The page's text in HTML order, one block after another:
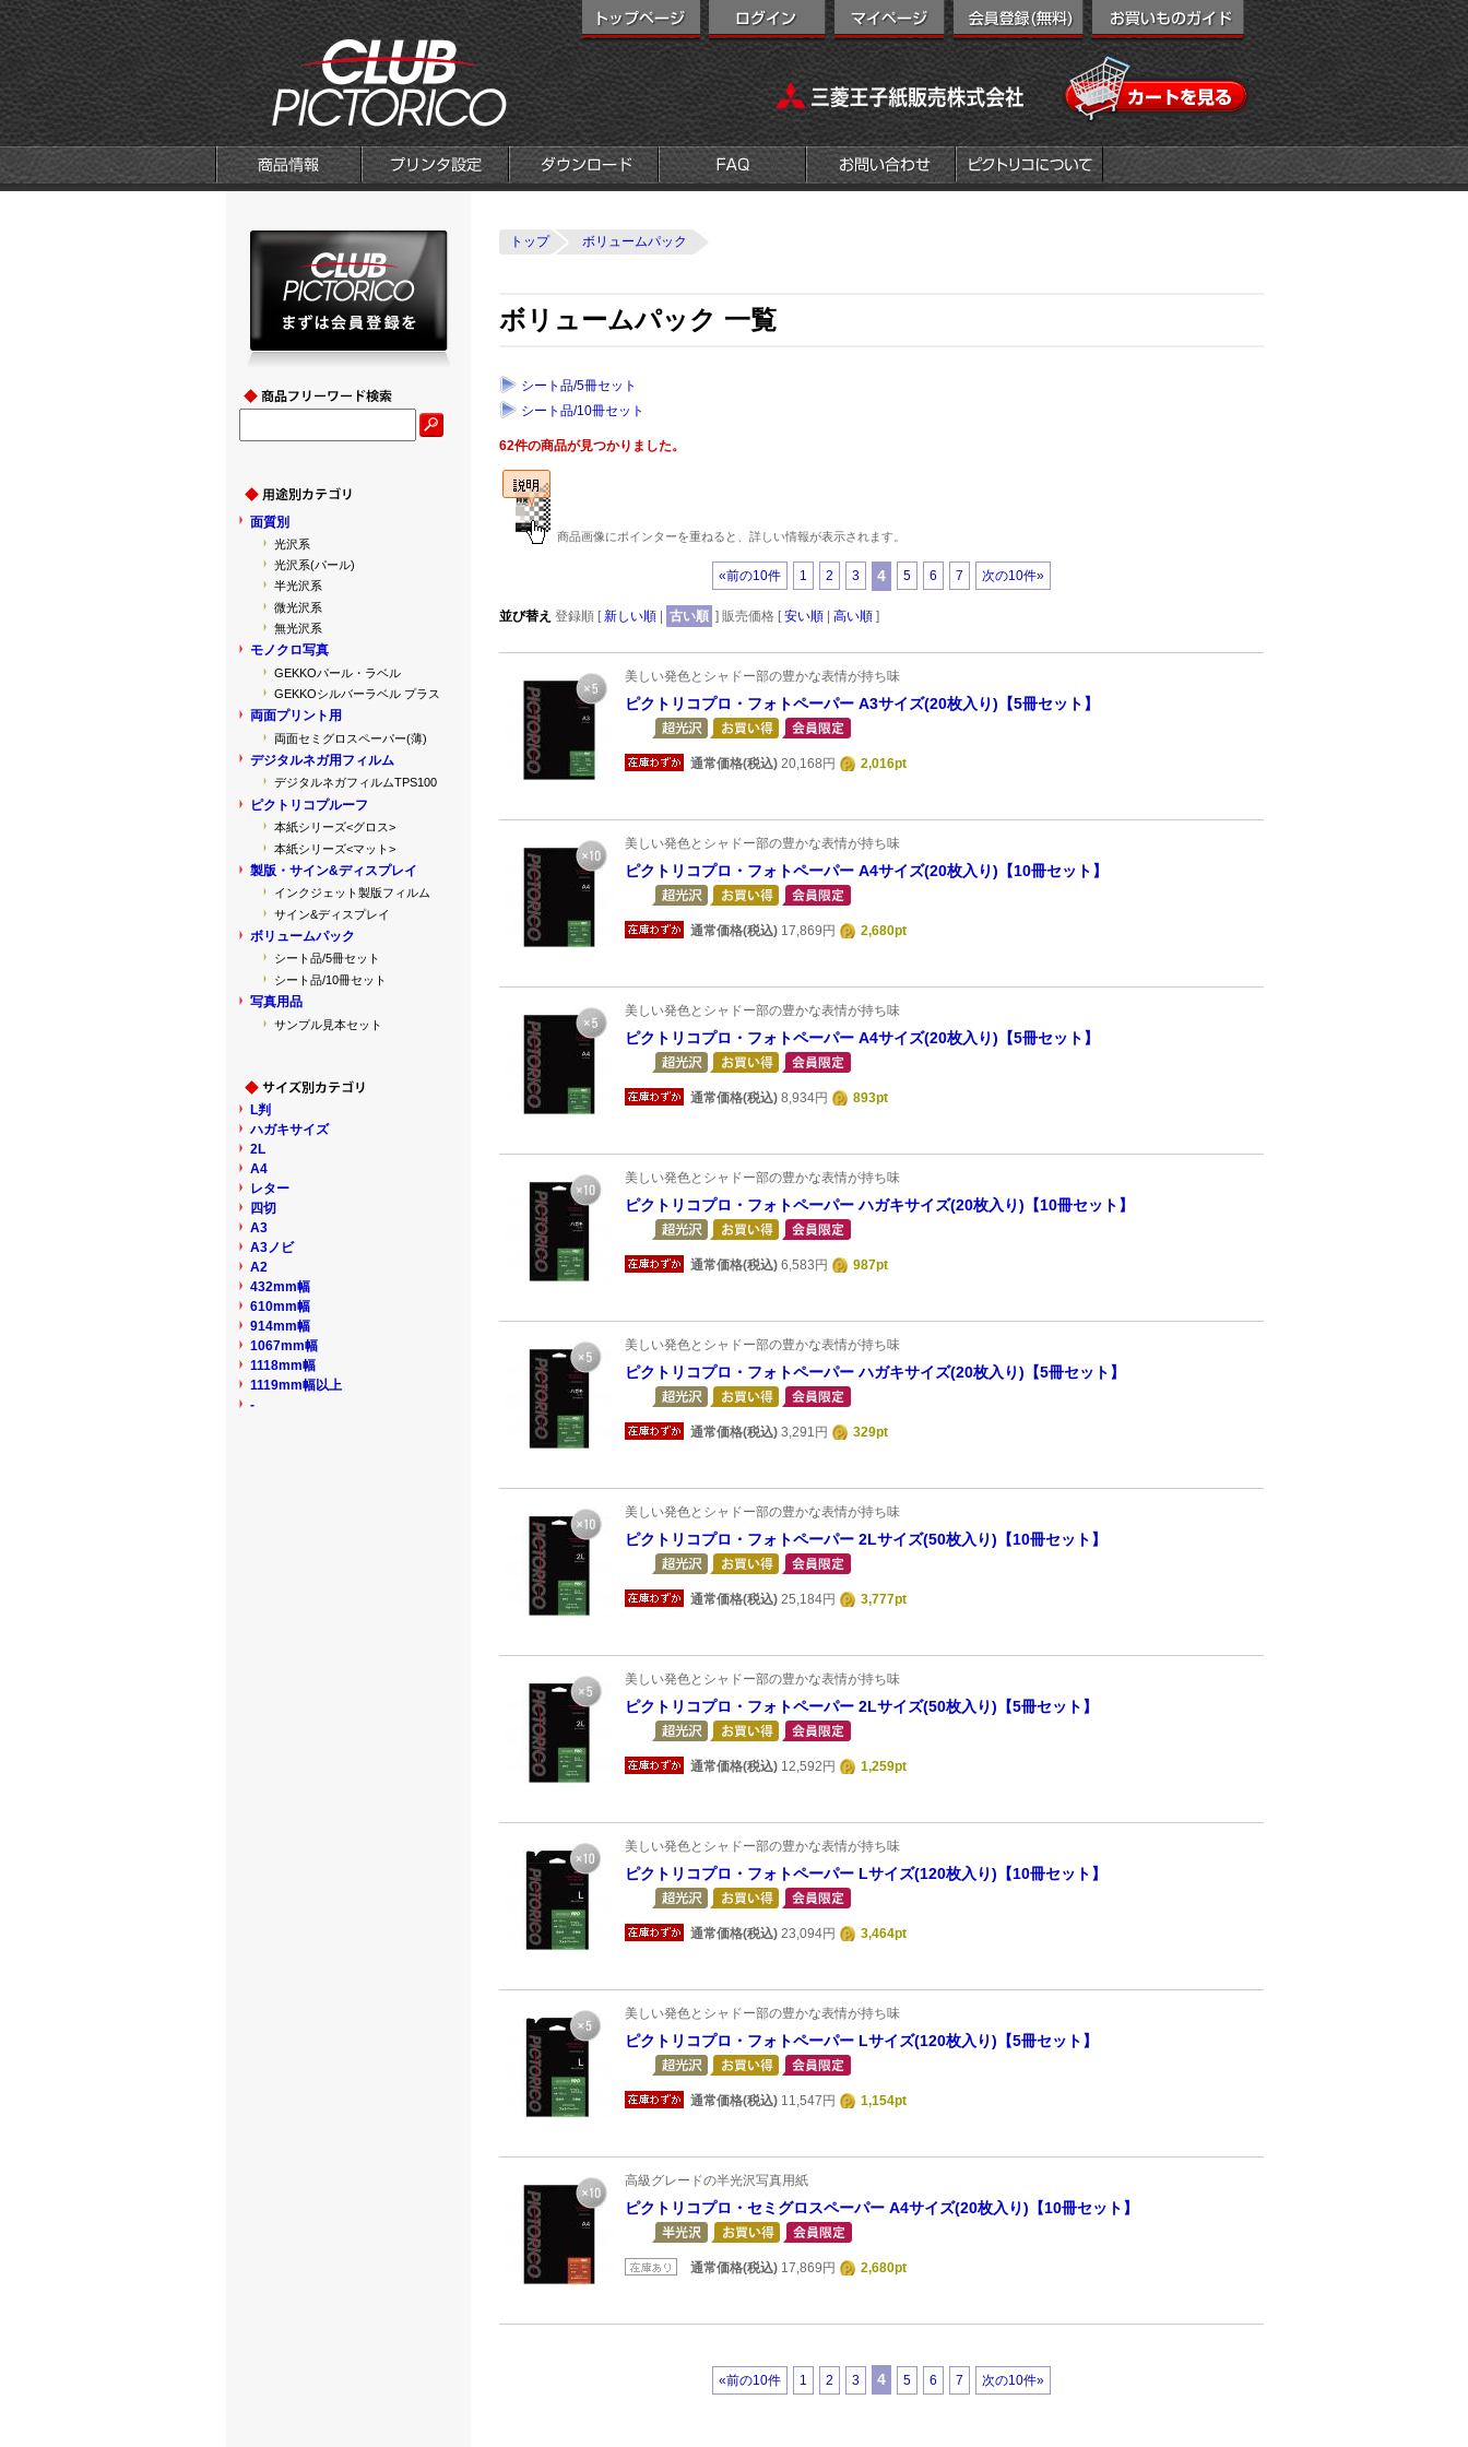
トップ ボリュームパック
ボリュームパック 一覧
シート品/5冊セット
シート品/10冊セット
62件の商品が見つかりました。
商品画像にポインターを重ねると、詳しい情報が表示されます。
«前の10件 1 2 3 4 5 6 7 次の10件»
並び替え 登録順 [新しい順 古い順 ] 販売価格 [安い順 高い順 ]
美しい発色とシャドー部の豊かな表情が持ち味
ピクトリコプロ・フォトペーパー A3サイズ(20枚入り)【5冊セット】
通常価格(税込) 20,168円 2,016pt
美しい発色とシャドー部の豊かな表情が持ち味
ピクトリコプロ・フォトペーパー A4サイズ(20枚入り)【10冊セット】
通常価格(税込) 17,869円 2,680pt
美しい発色とシャドー部の豊かな表情が持ち味
ピクトリコプロ・フォトペーパー A4サイズ(20枚入り)【5冊セット】
通常価格(税込) 8,934円 893pt
美しい発色とシャドー部の豊かな表情が持ち味
ピクトリコプロ・フォトペーパー ハガキサイズ(20枚入り)【10冊セット】
通常価格(税込) 6,583円 987pt
美しい発色とシャドー部の豊かな表情が持ち味
ピクトリコプロ・フォトペーパー ハガキサイズ(20枚入り)【5冊セット】
通常価格(税込) 3,291円 329pt
美しい発色とシャドー部の豊かな表情が持ち味
ピクトリコプロ・フォトペーパー 2Lサイズ(50枚入り)【10冊セット】
通常価格(税込) 25,184円 3,777pt
美しい発色とシャドー部の豊かな表情が持ち味
ピクトリコプロ・フォトペーパー 2Lサイズ(50枚入り)【5冊セット】
通常価格(税込) 12,592円 1,259pt
美しい発色とシャドー部の豊かな表情が持ち味
ピクトリコプロ・フォトペーパー Lサイズ(120枚入り)【10冊セット】
通常価格(税込) 23,094円 3,464pt
美しい発色とシャドー部の豊かな表情が持ち味
ピクトリコプロ・フォトペーパー Lサイズ(120枚入り)【5冊セット】
通常価格(税込) 11,547円 1,154pt
高級グレードの半光沢写真用紙
ピクトリコプロ・セミグロスペーパー A4サイズ(20枚入り)【10冊セット】
通常価格(税込) 17,869円 2,680pt
«前の10件 1 2 3 4 5 6 7 次の10件»
面質別
光沢系
光沢系(パール)
半光沢系
微光沢系
無光沢系
モノクロ写真
GEKKOパール・ラベル
GEKKOシルバーラベル プラス
両面プリント用
両面セミグロスペーパー(薄)
デジタルネガ用フィルム
デジタルネガフィルムTPS100
ピクトリコプルーフ
本紙シリーズ<グロス>
本紙シリーズ<マット>
製版・サイン&ディスプレイ
インクジェット製版フィルム
サイン&ディスプレイ
ボリュームパック
シート品/5冊セット
シート品/10冊セット
写真用品
サンプル見本セット
L判
ハガキサイズ
2L
A4
レター
四切
A3
A3ノビ
A2
432mm幅
610mm幅
914mm幅
1067mm幅
1118mm幅
1119mm幅以上
-